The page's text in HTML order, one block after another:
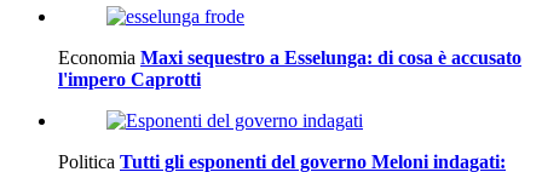
Economia Maxi sequestro a Esselunga: di cosa è accusato
l'impero Caprotti
Politica Tutti gli esponenti del governo Meloni indagati: